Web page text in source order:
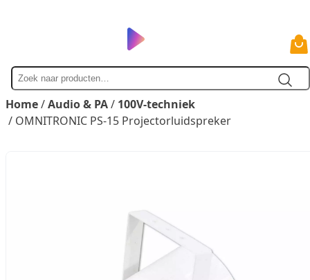
Zoek
naar
Home/Audio & PA/ 100V-techniek
/ OMNITRONIC PS-15 Projectorluidspreker